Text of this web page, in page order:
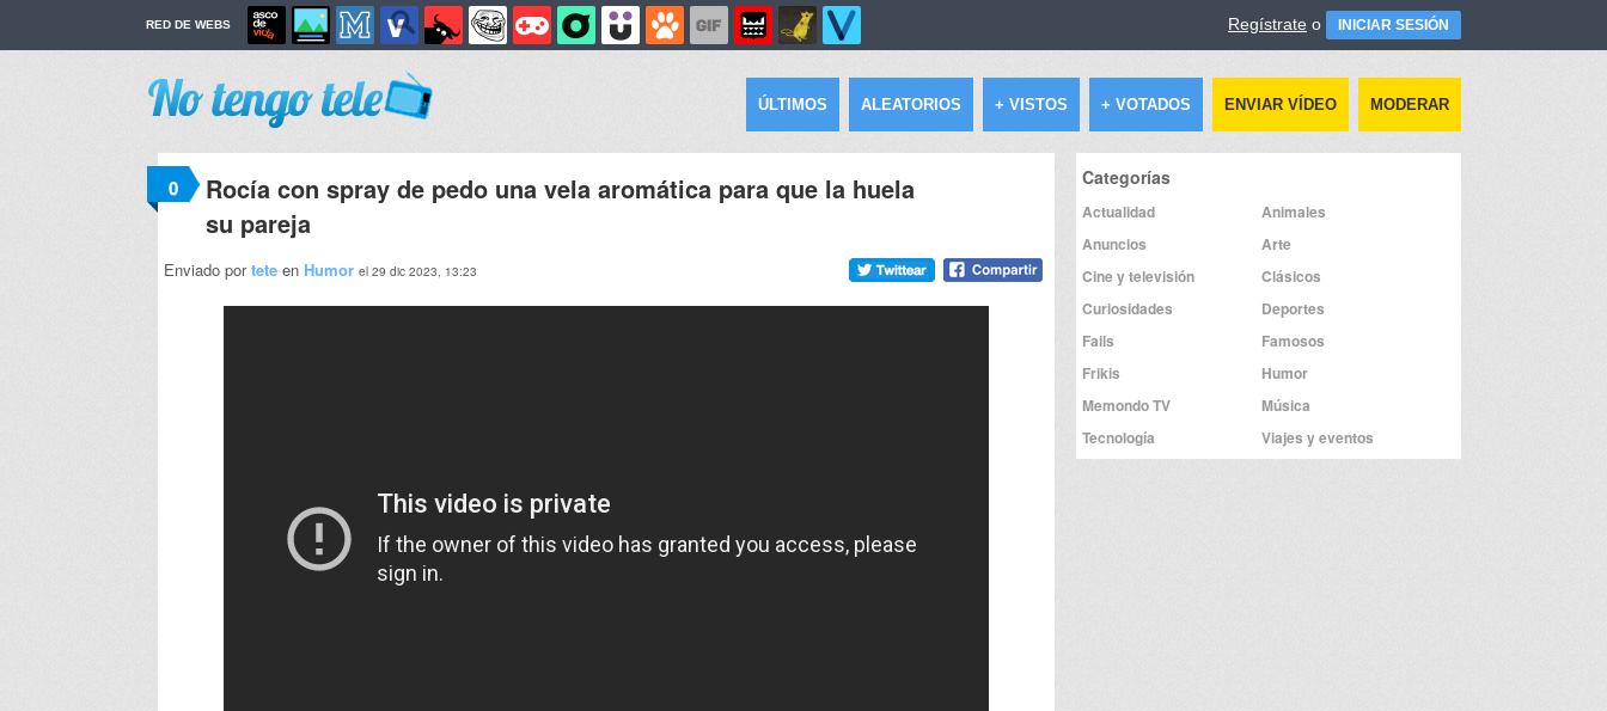
RED DE WEBS Regístrate o INICIAR SESIÓN
ÚLTIMOS ALEATORIOS + VISTOS + VOTADOS ENVIAR VÍDEO MODERAR
0
Rocía con spray de pedo una vela aromática para que la huela
su pareja
Enviado portete en Humor el 29 dic 2023, 13:23
Categorías
Actualidad
Animales
Anuncios
Arte
Cine y televisión
Clásicos
Curiosidades
Deportes
Fails
Famosos
Frikis
Humor
Memondo TV
Música
Tecnología
Viajes y eventos